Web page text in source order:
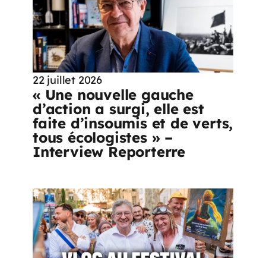
22 juillet 2026
« Une nouvelle gauche
d’action a surgi, elle est
faite d’insoumis et de verts,
tous écologistes » –
Interview Reporterre